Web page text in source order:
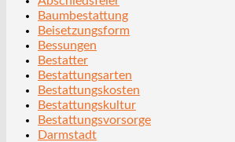
Baumbestattung
Beisetzungsform
Bessungen
Bestatter
Bestattungsarten
Bestattungskosten
Bestattungskultur
Bestattungsvorsorge
Darmstadt